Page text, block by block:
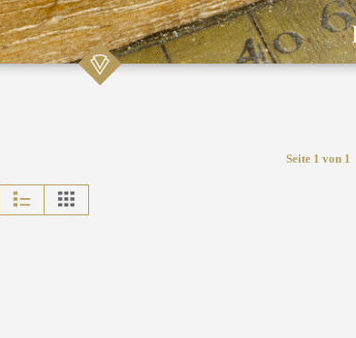
Seite 1 von 1